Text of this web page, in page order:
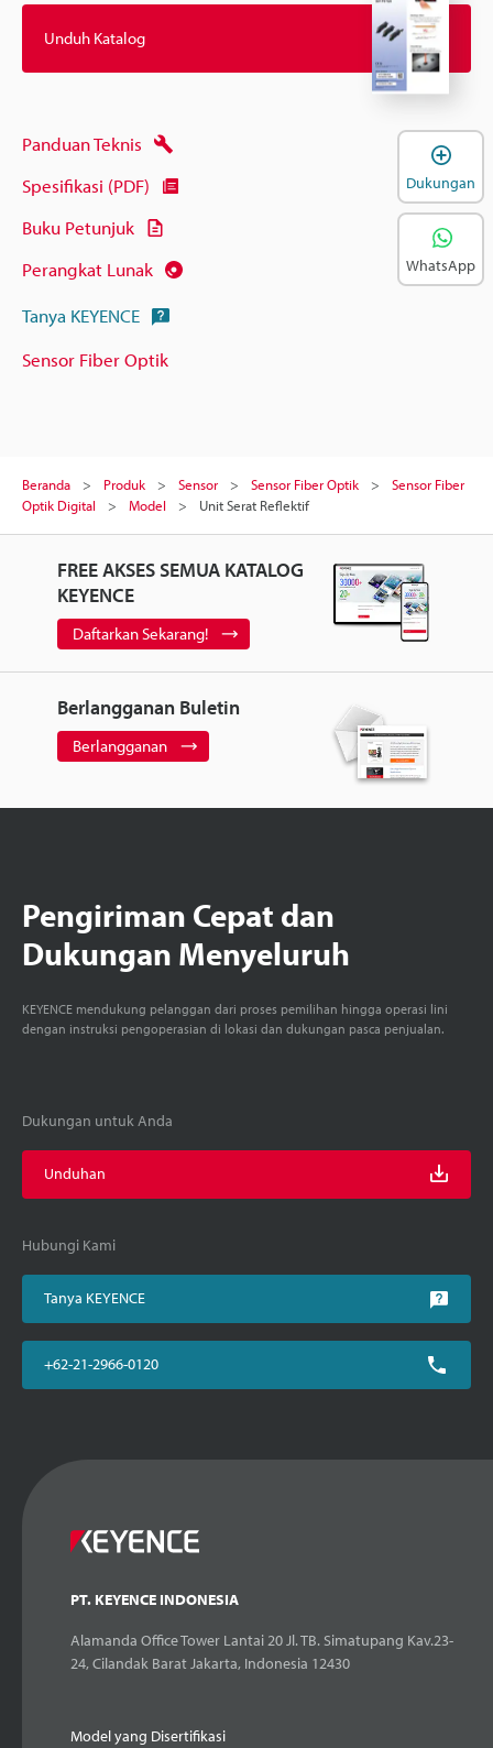
Unduh Katalog
Panduan Teknis
Spesifikasi (PDF)
Buku Petunjuk
Perangkat Lunak
Tanya KEYENCE
Sensor Fiber Optik
Beranda Produk Sensor Sensor Fiber Optik
Sensor Fiber
Optik Digital
Model Unit Serat Reflektif
FREE AKSES SEMUA KATALOG
KEYENCE
Daftarkan Sekarang!
Berlangganan Buletin
Berlangganan
Pengiriman Cepat dan
Dukungan Menyeluruh
KEYENCE mendukung pelanggan dari proses pemilihan hingga operasi lini
dengan instruksi pengoperasian di lokasi dan dukungan pasca penjualan.
Dukungan untuk Anda
Unduhan
Hubungi Kami
Tanya KEYENCE
+62-21-2966-0120
PT. KEYENCE INDONESIA
Alamanda Office Tower Lantai 20 Jl. TB. Simatupang Kav.23-
24, Cilandak Barat Jakarta, Indonesia 12430
Model yang Disertifikasi
Dukungan
WhatsApp